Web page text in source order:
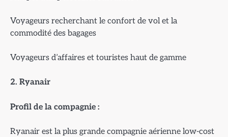
Voyageurs recherchant le confort de vol et la
commodité des bagages
Voyageurs d’affaires et touristes haut de gamme
2. Ryanair
Profil de la compagnie :
Ryanair est la plus grande compagnie aérienne low-cost